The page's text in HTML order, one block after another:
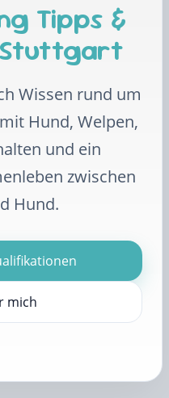
Tipps &
Stuttgart
Wissen rund um
Hund, Welpen,
und ein
zwischen
Hund.
mich